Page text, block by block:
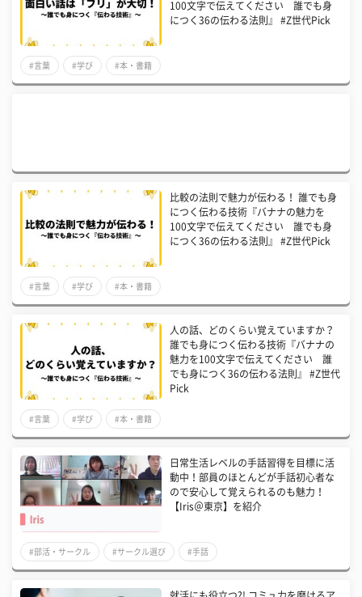
100文字で伝えてください 誰でも身
につく36の伝わる法則』 #Z世代Pick
#言葉 #学び #本・書籍
比較の法則で魅力が伝わる！ 誰でも身
につく伝わる技術『バナナの魅力を
100文字で伝えてください 誰でも身
につく36の伝わる法則』 #Z世代Pick
#言葉 #学び #本・書籍
人の話、どのくらい覚えていますか？
誰でも身につく伝わる技術『バナナの
魅力を100文字で伝えてください 誰
でも身につく36の伝わる法則』 #Z世代
Pick
#言葉 #学び #本・書籍
日常生活レベルの手話習得を目標に活
動中！部員のほとんどが手話初心者な
ので安心して覚えられるのも魅力！
【Iris＠東京】を紹介
#部活・サークル #サークル選び #手話